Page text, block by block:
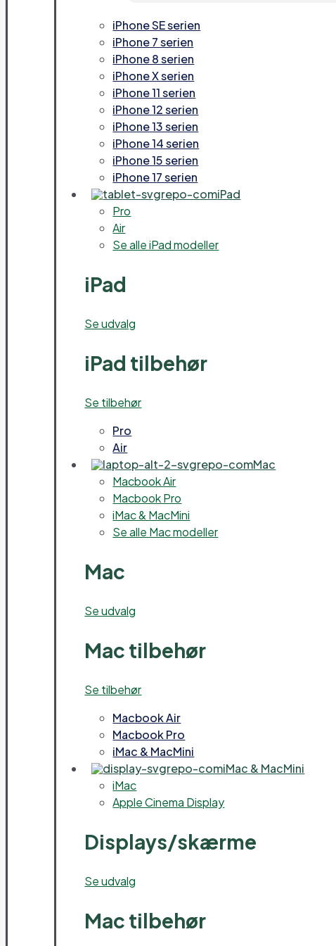
iPhone SE serien
iPhone 7 serien
iPhone 8 serien
iPhone X serien
iPhone 11 serien
iPhone 12 serien
iPhone 13 serien
iPhone 14 serien
iPhone 15 serien
iPhone 17 serien
iPad
Pro
Air
Se alle iPad modeller
iPad
Se udvalg
iPad tilbehør
Se tilbehør
Pro
Air
Mac
Macbook Air
Macbook Pro
iMac & MacMini
Se alle Mac modeller
Mac
Se udvalg
Mac tilbehør
Se tilbehør
Macbook Air
Macbook Pro
iMac & MacMini
iMac & MacMini
iMac
Apple Cinema Display
Displays/skærme
Se udvalg
Mac tilbehør